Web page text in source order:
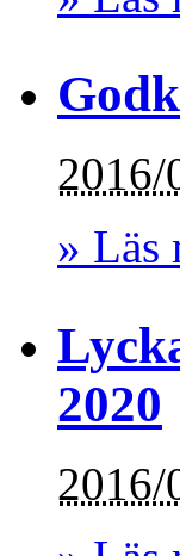
2016/
» Läs
2020
2016/